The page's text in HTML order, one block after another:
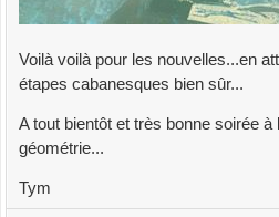
Voilà voilà pour les nouvelles...en
étapes cabanesques bien sûr...
A tout bientôt et très bonne soirée
géométrie...
Tym